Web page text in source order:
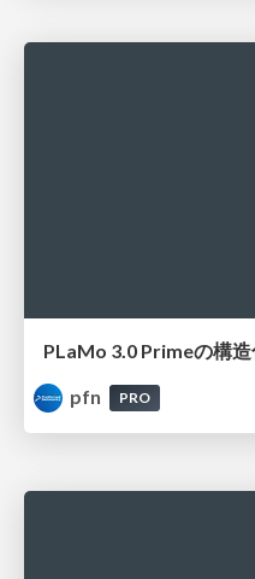
PLaMo 3.0 Primeの構
pfn
PRO